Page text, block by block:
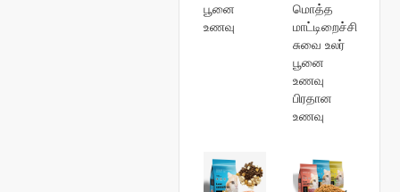
பூனை
உணவு
மொத்த
மாட்டிறைச்சி
சுவை உலர்
பூனை
உணவு
பிரதான
உணவு